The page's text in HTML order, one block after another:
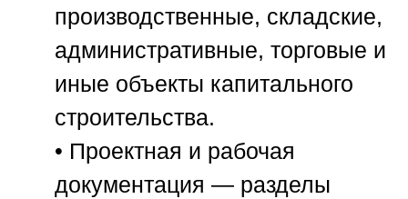
производственные, складские,
административные, торговые и
иные объекты капитального
строительства.
• Проектная и рабочая
документация — разделы